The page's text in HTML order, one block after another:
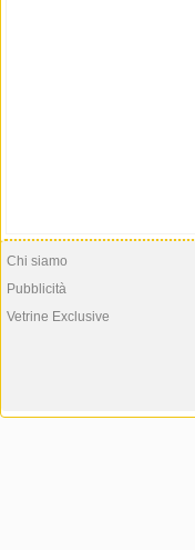
Chi siamo
Pubblicità
Vetrine Exclusive